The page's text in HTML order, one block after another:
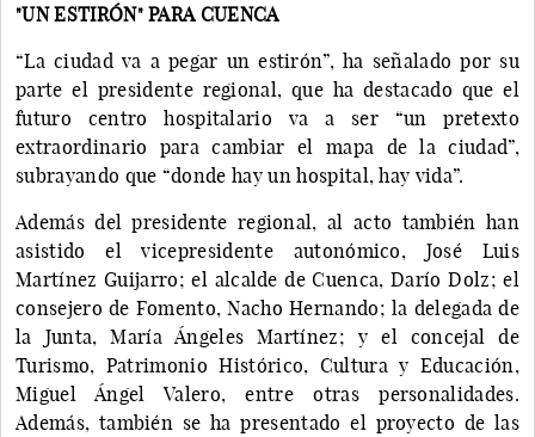
"UN ESTIRÓN" PARA CUENCA
“La ciudad va a pegar un estirón”, ha señalado por su
parte el presidente regional, que ha destacado que el
futuro centro hospitalario va a ser “un pretexto
extraordinario para cambiar el mapa de la ciudad”,
subrayando que “donde hay un hospital, hay vida”.
Además del presidente regional, al acto también han
asistido el vicepresidente autonómico, José Luis
Martínez Guijarro; el alcalde de Cuenca, Darío Dolz; el
consejero de Fomento, Nacho Hernando; la delegada de
la Junta, María Ángeles Martínez; y el concejal de
Turismo, Patrimonio Histórico, Cultura y Educación,
Miguel Ángel Valero, entre otras personalidades.
Además, también se ha presentado el proyecto de las